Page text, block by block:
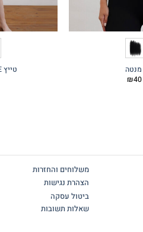
המחיר
₪40 המחיר
טייץ ACTIVE שחור קצר
משלוחים והחזרות
הצהרת נגישות
ביטול עסקה
שאלות תשובות